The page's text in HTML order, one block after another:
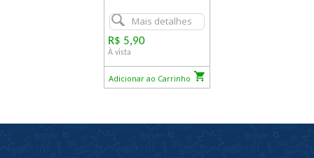
Mais detalhes
R$ 5,90
À vista
Adicionar ao Carrinho